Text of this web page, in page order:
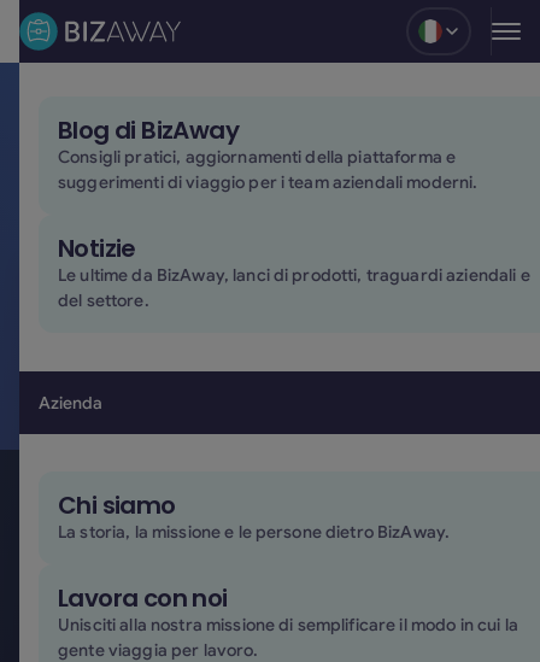
Blog
Blog di BizAway
Consigli pratici, aggiornamenti della piattaforma e
suggerimenti di viaggio per i team aziendali moderni.
Notizie
Le ultime da BizAway, lanci di prodotti, traguardi aziendali e
del settore.
Azienda
Chi siamo
La storia, la missione e le persone dietro BizAway.
Lavora con noi
Unisciti alla nostra missione di semplificare il modo in cui la
gente viaggia per lavoro.
Travel policy non rispettate?
Con BizAway le approvazioni sono facili e la
Azienda*